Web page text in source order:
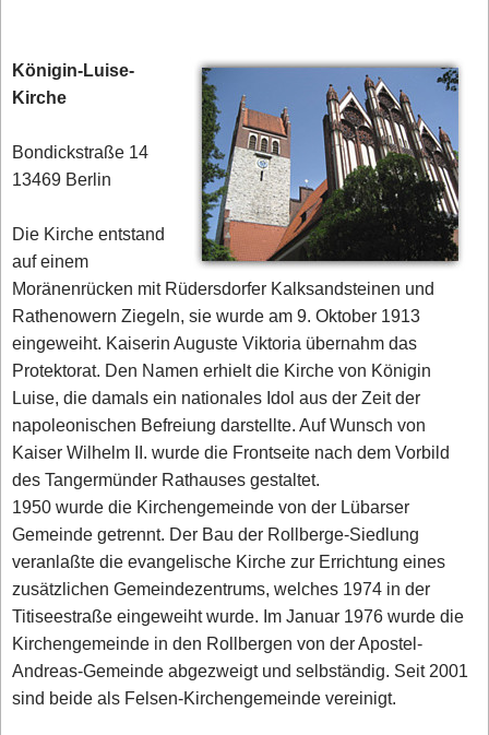
Königin-Luise-
Kirche
Bondickstraße 14
13469 Berlin
Die Kirche entstand
auf einem
Moränenrücken mit Rüdersdorfer Kalksandsteinen und
Rathenowern Ziegeln, sie wurde am 9. Oktober 1913
eingeweiht. Kaiserin Auguste Viktoria übernahm das
Protektorat. Den Namen erhielt die Kirche von Königin
Luise, die damals ein nationales Idol aus der Zeit der
napoleonischen Befreiung darstellte. Auf Wunsch von
Kaiser Wilhelm II. wurde die Frontseite nach dem Vorbild
des Tangermünder Rathauses gestaltet.
1950 wurde die Kirchengemeinde von der Lübarser
Gemeinde getrennt. Der Bau der Rollberge-Siedlung
veranlaßte die evangelische Kirche zur Errichtung eines
zusätzlichen Gemeindezentrums, welches 1974 in der
Titiseestraße eingeweiht wurde. Im Januar 1976 wurde die
Kirchengemeinde in den Rollbergen von der Apostel-
Andreas-Gemeinde abgezweigt und selbständig. Seit 2001
sind beide als Felsen-Kirchengemeinde vereinigt.